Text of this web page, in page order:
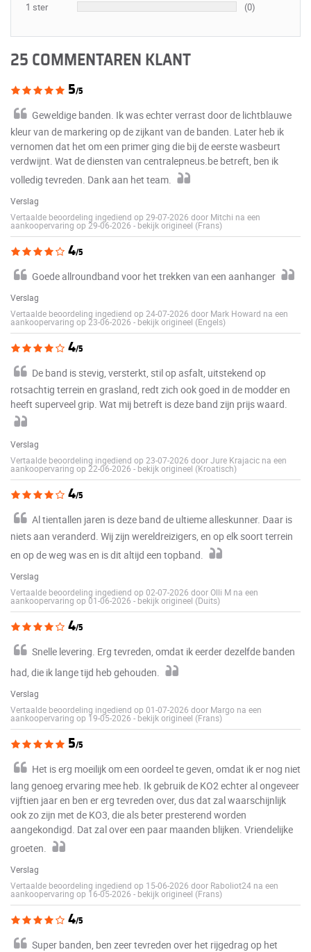
1 ster
(0)
25 COMMENTAREN KLANT
5/5
Geweldige banden. Ik was echter verrast door de lichtblauwe
kleur van de markering op de zijkant van de banden. Later heb ik
vernomen dat het om een primer ging die bij de eerste wasbeurt
verdwijnt. Wat de diensten van centralepneus.be betreft, ben ik
volledig tevreden. Dank aan het team.
Verslag
Vertaalde beoordeling ingediend op 29-07-2026 door Mitchi na een
aankoopervaring op 29-06-2026 - bekijk origineel (Frans)
4/5
Goede allroundband voor het trekken van een aanhanger
Verslag
Vertaalde beoordeling ingediend op 24-07-2026 door Mark Howard na een
aankoopervaring op 23-06-2026 - bekijk origineel (Engels)
4/5
De band is stevig, versterkt, stil op asfalt, uitstekend op
rotsachtig terrein en grasland, redt zich ook goed in de modder en
heeft superveel grip. Wat mij betreft is deze band zijn prijs waard.
Verslag
Vertaalde beoordeling ingediend op 23-07-2026 door Jure Krajacic na een
aankoopervaring op 22-06-2026 - bekijk origineel (Kroatisch)
4/5
Al tientallen jaren is deze band de ultieme alleskunner. Daar is
niets aan veranderd. Wij zijn wereldreizigers, en op elk soort terrein
en op de weg was en is dit altijd een topband.
Verslag
Vertaalde beoordeling ingediend op 02-07-2026 door Olli M na een
aankoopervaring op 01-06-2026 - bekijk origineel (Duits)
4/5
Snelle levering. Erg tevreden, omdat ik eerder dezelfde banden
had, die ik lange tijd heb gehouden.
Verslag
Vertaalde beoordeling ingediend op 01-07-2026 door Margo na een
aankoopervaring op 19-05-2026 - bekijk origineel (Frans)
5/5
Het is erg moeilijk om een oordeel te geven, omdat ik er nog niet
lang genoeg ervaring mee heb. Ik gebruik de KO2 echter al ongeveer
vijftien jaar en ben er erg tevreden over, dus dat zal waarschijnlijk
ook zo zijn met de KO3, die als beter presterend worden
aangekondigd. Dat zal over een paar maanden blijken. Vriendelijke
groeten.
Verslag
Vertaalde beoordeling ingediend op 15-06-2026 door Raboliot24 na een
aankoopervaring op 16-05-2026 - bekijk origineel (Frans)
4/5
Super banden, ben zeer tevreden over het rijgedrag op het